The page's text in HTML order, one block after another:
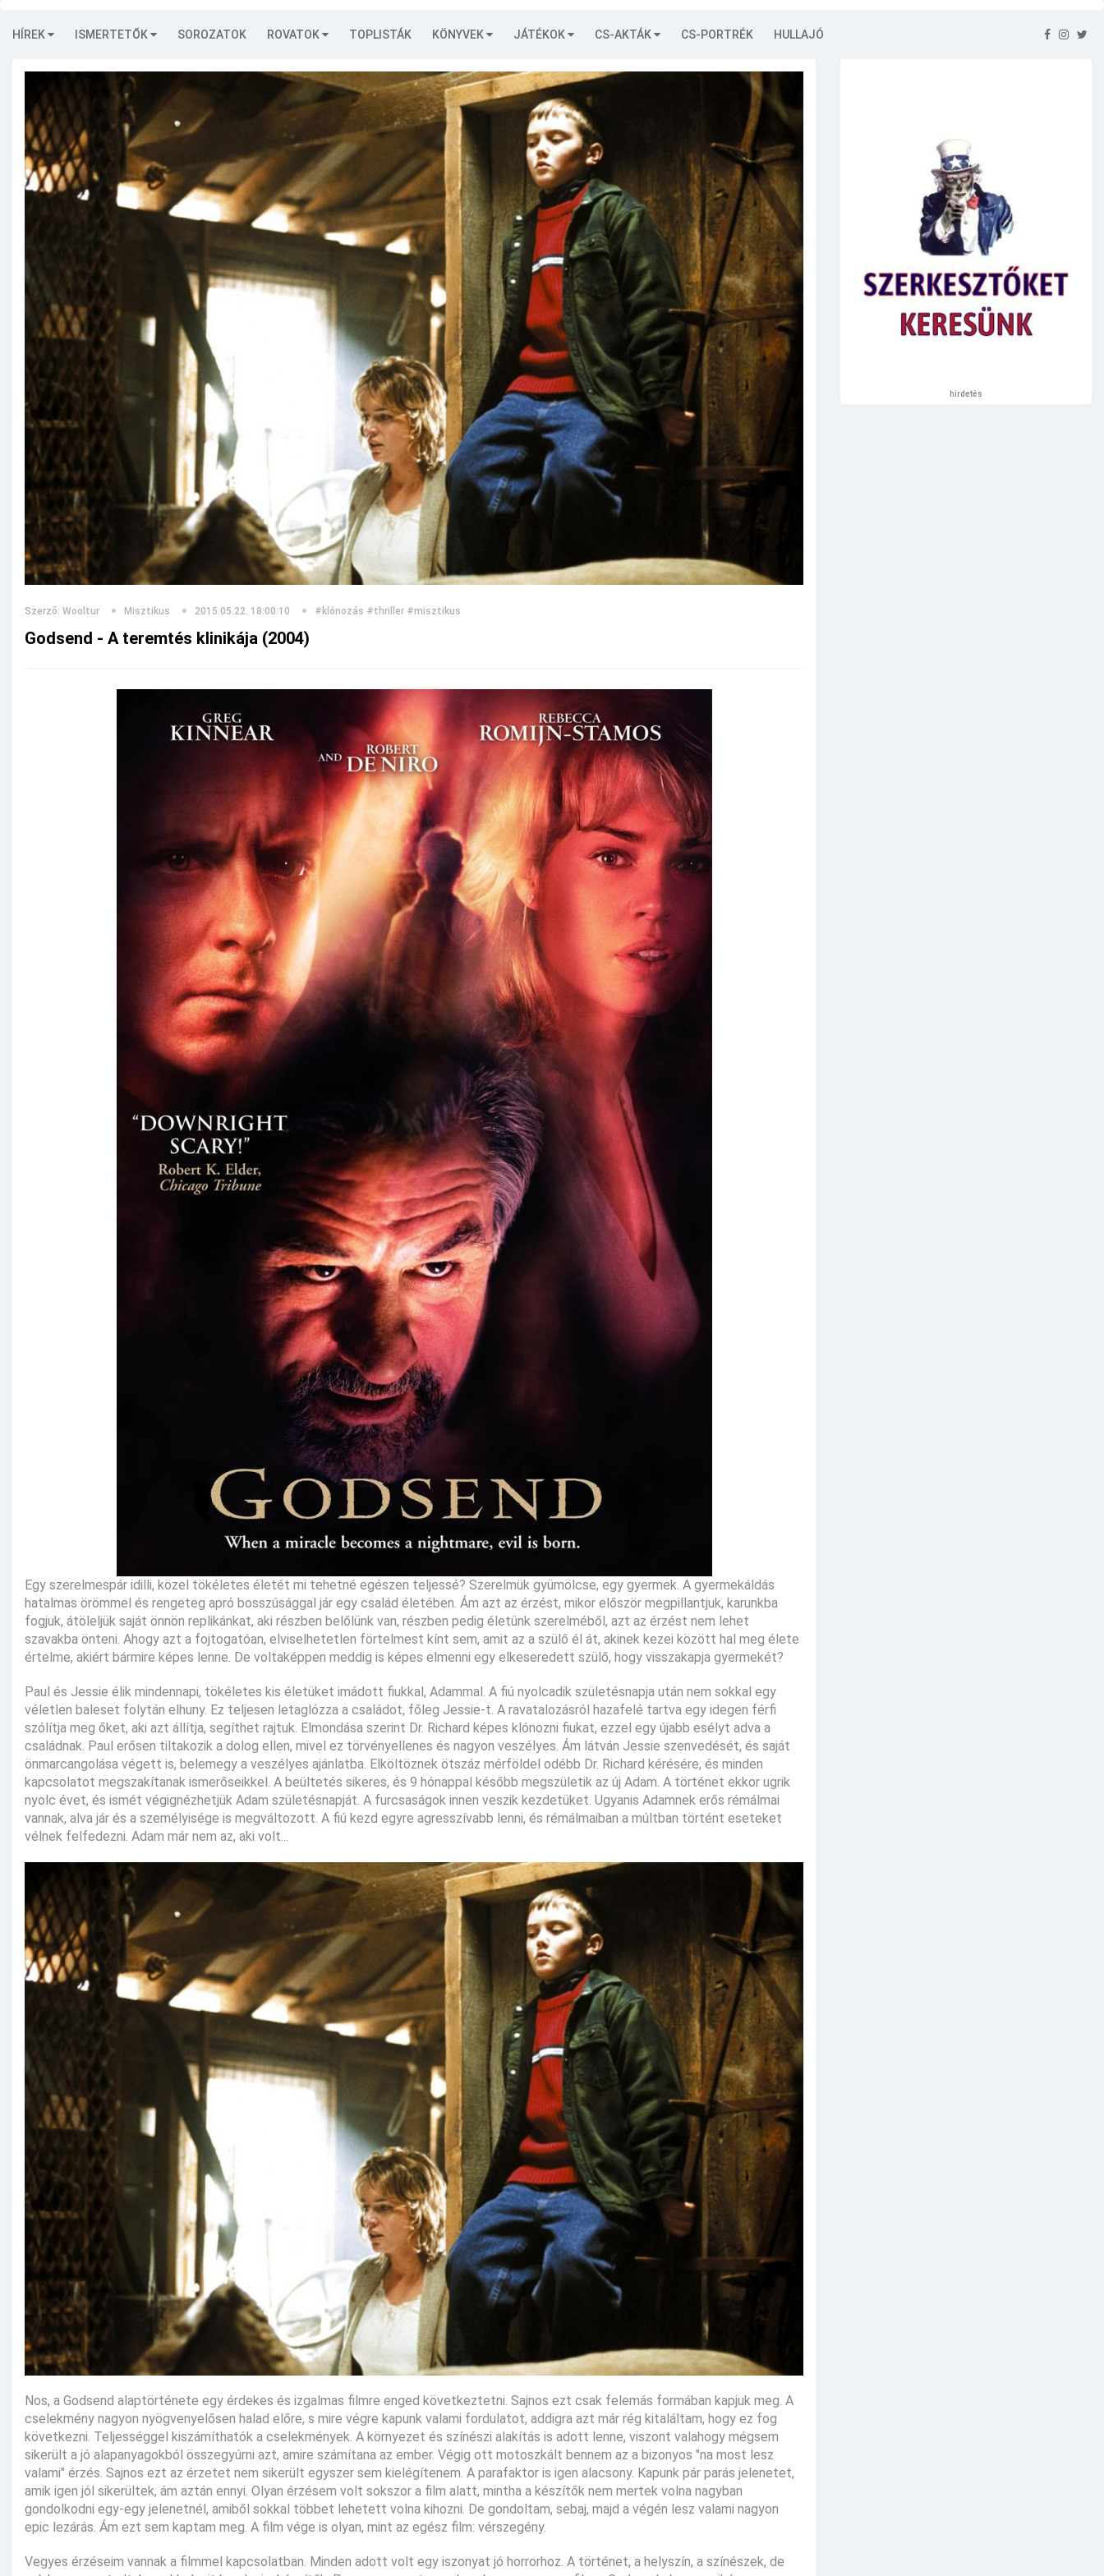
HÍREK ISMERTETŐK SOROZATOK ROVATOK TOPLISTÁK KÖNYVEK JÁTÉKOK CS-AKTÁK CS-PORTRÉK HULLAJÓ
Szerző: Wooltur Misztikus 2015.05.22. 18:00:10 #klónozás #thriller #misztikus
Godsend - A teremtés klinikája (2004)
Egy szerelmespár idilli, közel tökéletes életét mi tehetné egészen teljessé? Szerelmük gyümölcse, egy gyermek. A gyermekáldás
hatalmas örömmel és rengeteg apró bosszúsággal jár egy család életében. Ám azt az érzést, mikor először megpillantjuk, karunkba
fogjuk, átöleljük saját önnön replikánkat, aki részben belőlünk van, részben pedig életünk szerelméből, azt az érzést nem lehet
szavakba önteni. Ahogy azt a fojtogatóan, elviselhetetlen förtelmest kínt sem, amit az a szülő él át, akinek kezei között hal meg élete
értelme, akiért bármire képes lenne. De voltaképpen meddig is képes elmenni egy elkeseredett szülő, hogy visszakapja gyermekét?
Paul és Jessie élik mindennapi, tökéletes kis életüket imádott fiukkal, Adammal. A fiú nyolcadik születésnapja után nem sokkal egy
véletlen baleset folytán elhuny. Ez teljesen letaglózza a családot, főleg Jessie-t. A ravatalozásról hazafelé tartva egy idegen férfi
szólítja meg őket, aki azt állítja, segíthet rajtuk. Elmondása szerint Dr. Richard képes klónozni fiukat, ezzel egy újabb esélyt adva a
családnak. Paul erősen tiltakozik a dolog ellen, mivel ez törvényellenes és nagyon veszélyes. Ám látván Jessie szenvedését, és saját
önmarcangolása végett is, belemegy a veszélyes ajánlatba. Elköltöznek ötszáz mérföldel odébb Dr. Richard kérésére, és minden
kapcsolatot megszakítanak ismerőseikkel. A beültetés sikeres, és 9 hónappal később megszületik az új Adam. A történet ekkor ugrik
nyolc évet, és ismét végignézhetjük Adam születésnapját. A furcsaságok innen veszik kezdetüket. Ugyanis Adamnek erős rémálmai
vannak, alva jár és a személyisége is megváltozott. A fiú kezd egyre agresszívabb lenni, és rémálmaiban a múltban történt eseteket
vélnek felfedezni. Adam már nem az, aki volt...
Nos, a Godsend alaptörténete egy érdekes és izgalmas filmre enged következtetni. Sajnos ezt csak felemás formában kapjuk meg. A
cselekmény nagyon nyögvenyelősen halad előre, s mire végre kapunk valami fordulatot, addigra azt már rég kitaláltam, hogy ez fog
következni. Teljességgel kiszámíthatók a cselekmények. A környezet és színészi alakítás is adott lenne, viszont valahogy mégsem
sikerült a jó alapanyagokból összegyúrni azt, amire számítana az ember. Végig ott motoszkált bennem az a bizonyos "na most lesz
valami" érzés. Sajnos ezt az érzetet nem sikerült egyszer sem kielégítenem. A parafaktor is igen alacsony. Kapunk pár parás jelenetet,
amik igen jól sikerültek, ám aztán ennyi. Olyan érzésem volt sokszor a film alatt, mintha a készítők nem mertek volna nagyban
gondolkodni egy-egy jelenetnél, amiből sokkal többet lehetett volna kihozni. De gondoltam, sebaj, majd a végén lesz valami nagyon
epic lezárás. Ám ezt sem kaptam meg. A film vége is olyan, mint az egész film: vérszegény.
Vegyes érzéseim vannak a filmmel kapcsolatban. Minden adott volt egy iszonyat jó horrorhoz. A történet, a helyszín, a színészek, de
hirdetés